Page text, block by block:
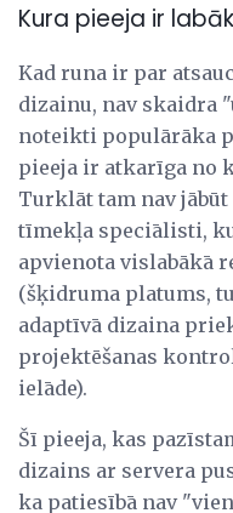
Kura pieeja ir
Kad runa ir par
dizainu, nav skaidra
noteikti populārāka
pieeja ir atkarīga no
Turklāt tam nav
tīmekļa speciālisti,
apvienota vislabākā
(šķidruma platums,
adaptīvā dizaina
projektēšanas
ielāde).
Šī pieeja, kas
dizains ar servera
ka patiesībā nav